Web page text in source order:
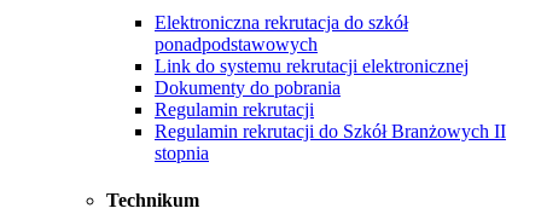
Elektroniczna rekrutacja do szkół
ponadpodstawowych
Link do systemu rekrutacji elektronicznej
Dokumenty do pobrania
Regulamin rekrutacji
Regulamin rekrutacji do Szkół Branżowych II
stopnia
Technikum